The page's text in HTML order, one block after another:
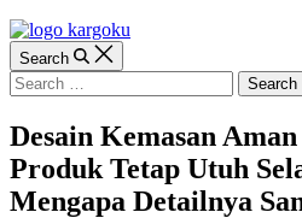
Search
Search
for:
Desain Kemasan
Produk Tetap Utuh
Mengapa Detailnya